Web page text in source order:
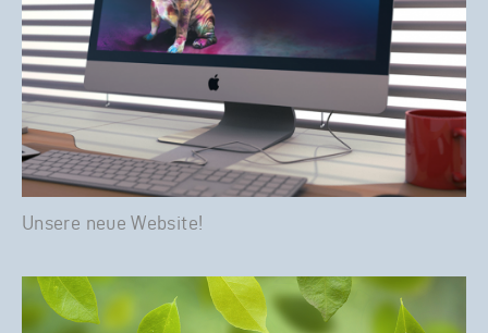
Unsere neue Website!